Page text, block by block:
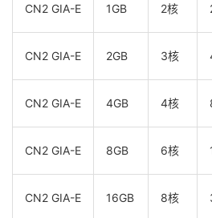
CN2 GIA-E 1GB 2核
CN2 GIA-E 2GB 3核
CN2 GIA-E 4GB 4核
CN2 GIA-E 8GB 6核
CN2 GIA-E 16GB 8核